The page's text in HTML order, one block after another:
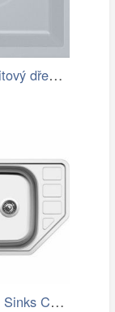
Franke Tectonitový dřez SID 610, 56x53…
Nerezový dřez Sinks CORNO 770 V 0,6mm…